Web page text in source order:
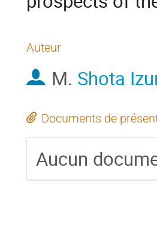
Auteur
M. Shota
Documents de
Aucun